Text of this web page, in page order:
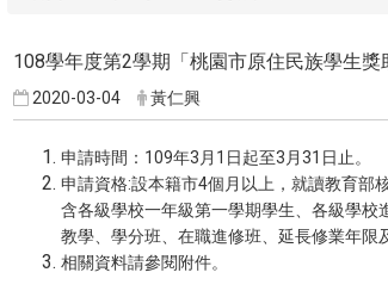
108學年度第2學期「桃園市原住民族學生獎
2020-03-04 黃仁興
申請時間： 109年3 月 1 日起至3 月 31 日止。
申請資格:設本籍市4個月以上，就讀教育部
含各級學校一年級第一學期學生、各級學
教學、學分班、在職進修班、延長修業年限
相關資料請參閱附件。